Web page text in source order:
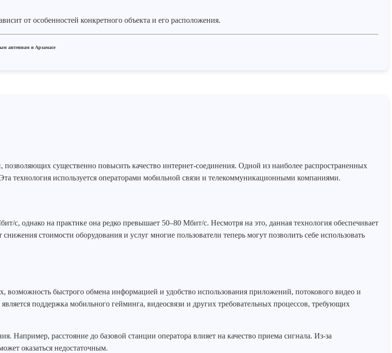
от особенностей конкретного объекта и его расположения.
антеннам в Арзамасе
существенно повысить качество интернет-соединения. Одной из наиболее распространенных
технология используется операторами мобильной связи и телекоммуникационными компаниями.
с, однако на практике она редко превышает 50–80 Мбит/с. Несмотря на это, данная технология обеспечивает
стоимости оборудования и услуг многие пользователи теперь могут позволить себе использовать
быстрого обмена информацией и удобство использования приложений, потокового видео и
поддержка мобильного гейминга, видеосвязи и других требовательных процессов, требующих
расстояние до базовой станции оператора влияет на качество приема сигнала. Из-за
оказаться недостаточным.